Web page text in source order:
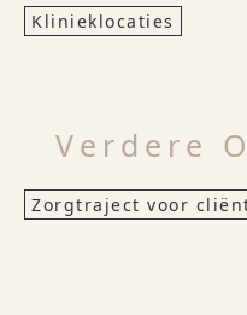
Klinieklocaties
Verdere
Zorgtraject voor